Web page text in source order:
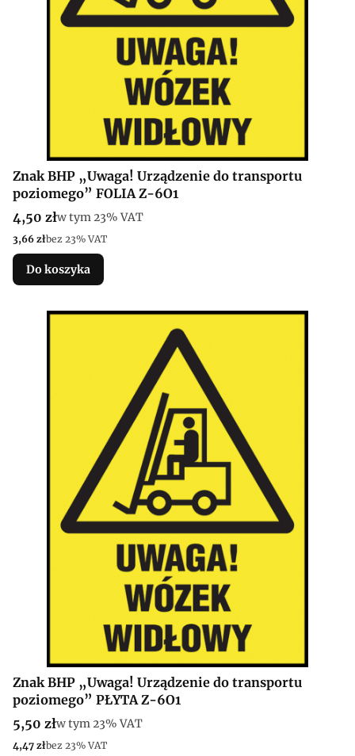
Znak BHP „Uwaga! Urządzenie do transportu
poziomego” FOLIA Z-6O1
Cena brutto
4,50 złw tym %s VAT
w tym23% VAT
Cena netto
3,66 złbez 23% VAT
Do koszyka
Znak BHP „Uwaga! Urządzenie do transportu
poziomego” PŁYTA Z-6O1
Cena brutto
5,50 złw tym %s VAT
w tym23% VAT
Cena netto
4,47 złbez 23% VAT